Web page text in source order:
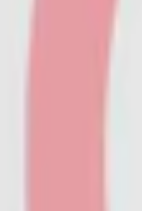
mer diskreta. Detta
13 gram snus fördelat på
både nikotin och
Med egen produktion
av röd färg och grafik
2025
och 77 Cola & Cherry en